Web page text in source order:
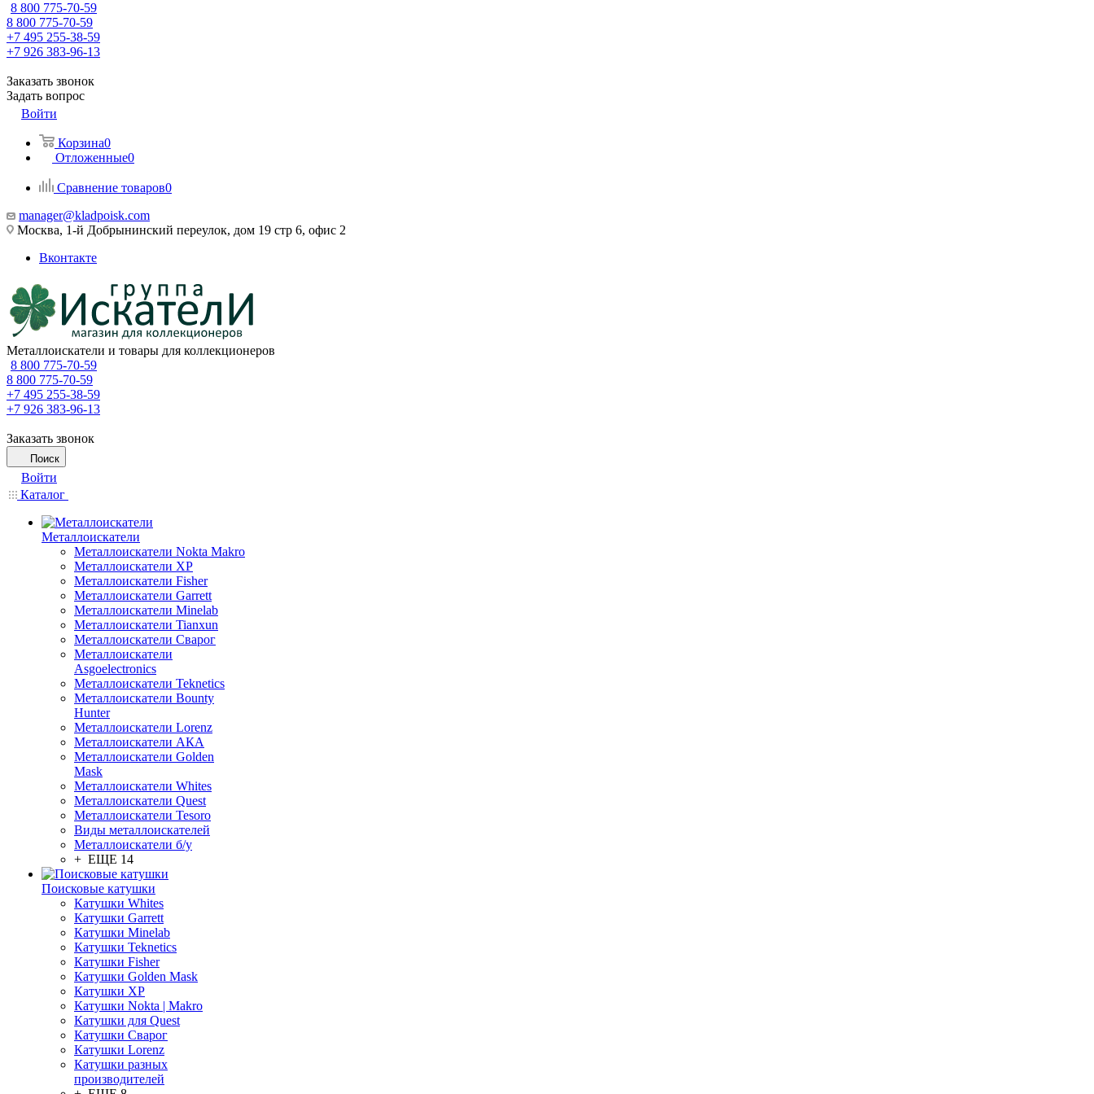
8 800 775-70-59
8 800 775-70-59
+7 495 255-38-59
+7 926 383-96-13
Заказать звонок
Задать вопрос
Войти
Корзина0
Отложенные0
Сравнение товаров0
manager@kladpoisk.com
Москва, 1-й Добрынинский переулок, дом 19 стр 6, офис 2
Вконтакте
Металлоискатели и товары для коллекционеров
8 800 775-70-59
8 800 775-70-59
+7 495 255-38-59
+7 926 383-96-13
Заказать звонок
Поиск
Войти
Каталог
Металлоискатели
Металлоискатели Nokta Makro
Металлоискатели XP
Металлоискатели Fisher
Металлоискатели Garrett
Металлоискатели Minelab
Металлоискатели Tianxun
Металлоискатели Сварог
Металлоискатели
Asgoelectronics
Металлоискатели Teknetics
Металлоискатели Bounty
Hunter
Металлоискатели Lorenz
Металлоискатели АКА
Металлоискатели Golden
Mask
Металлоискатели Whites
Металлоискатели Quest
Металлоискатели Tesoro
Виды металлоискателей
Металлоискатели б/у
+ ЕЩЕ 14
Поисковые катушки
Катушки Whites
Катушки Garrett
Катушки Minelab
Катушки Teknetics
Катушки Fisher
Катушки Golden Mask
Катушки XP
Катушки Nokta | Makro
Катушки для Quest
Катушки Сварог
Катушки Lorenz
Катушки разных
производителей